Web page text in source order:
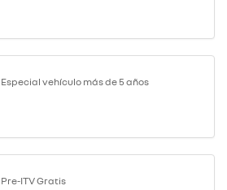
Especial vehículo más de 5 años
Pre-ITV Gratis